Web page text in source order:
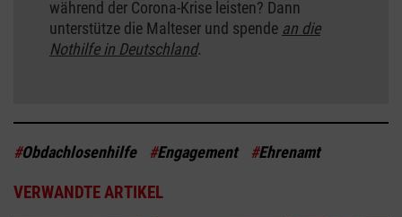
während der Corona-Krise leisten? Dann
unterstütze die Malteser und spende an die
Nothilfe in Deutschland.
#Obdachlosenhilfe #Engagement #Ehrenamt
VERWANDTE ARTIKEL